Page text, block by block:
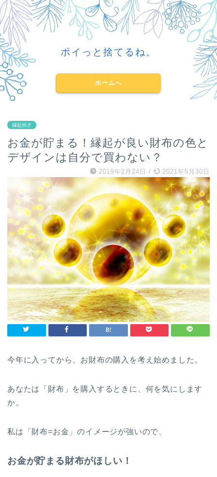
ポイっと捨てるね。
ホームへ
縁起担ぎ
お金が貯まる！縁起が良い財布の色と
デザインは自分で買わない？
2019年2月24日 / 2021年5月30日
今年に入ってから、お財布の購入を考え始めました。
あなたは「財布」を購入するときに、何を気にします
か。
私は「財布=お金」のイメージが強いので、
お金が貯まる財布がほしい！